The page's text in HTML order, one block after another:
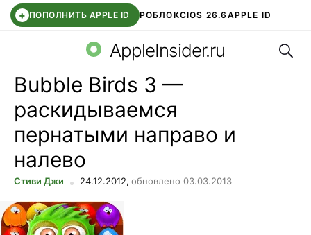
+ ПОПОЛНИТЬ APPLE ID РОБЛОКСIOS 26.6 APPLE ID
WHATSAPP DDE STOREAPP STOREOZON БАНК
AppleInsider.ru
Bubble Birds 3 —
раскидываемся
пернатыми направо и
налево
Стиви Джи 24.12.2012, обновлено 03.03.2013